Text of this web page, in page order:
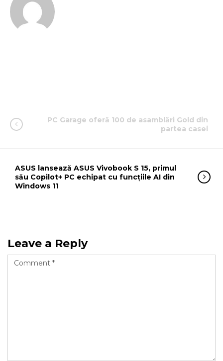
PC Garage oferă 100 de asamblări Gold din
partea casei
ASUS lansează ASUS Vivobook S 15, primul
său Copilot+ PC echipat cu funcțiile AI din
Windows 11
Leave a Reply